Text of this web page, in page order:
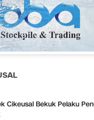
Cikeusal Bekuk Pelaku